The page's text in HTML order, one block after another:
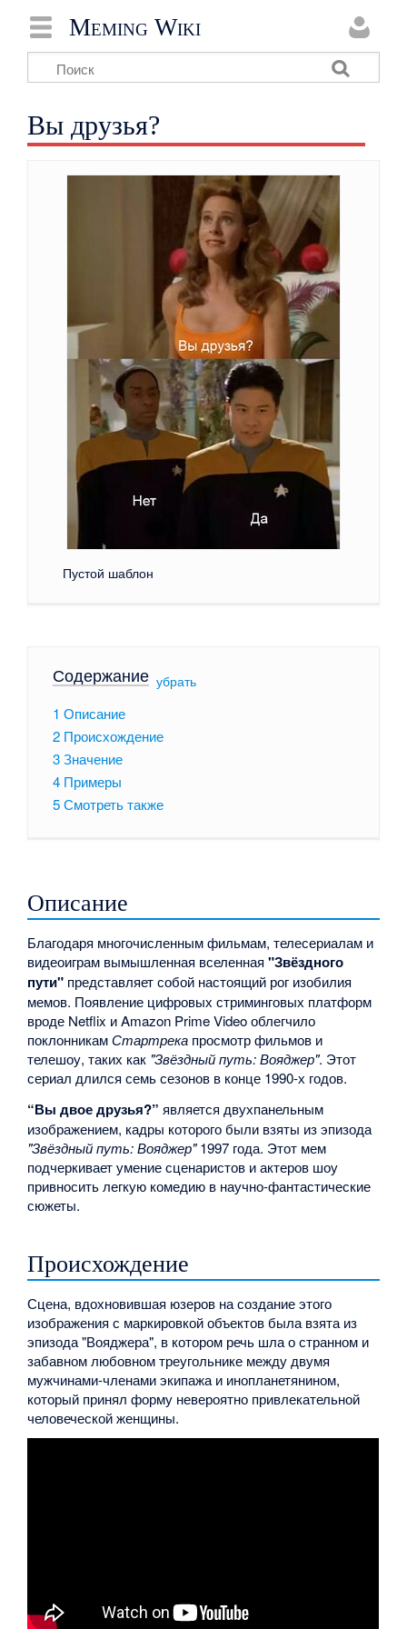
Meming Wiki
Вы друзья?
Пустой шаблон
Содержание[ убрать]
1 Описание
2 Происхождение
3Значение
4 Примеры
5Смотреть также
Описание
Благодаря многочисленным фильмам, телесериалам и
видеоиграм вымышленная вселенная"Звёздного
пути" представляет собой настоящий рог изобилия
мемов. Появление цифровых стриминговых платформ
вроде Netflix и Amazon Prime Video облегчило
поклонникамСтартрека просмотр фильмов и
телешоу, таких как "Звёздный путь: Вояджер". Этот
сериал длился семь сезонов в конце 1990-х годов.
“Вы двое друзья?” является двухпанельным
изображением, кадры которого были взяты из эпизода
"Звёздный путь: Вояджер"1997 года. Этот мем
подчеркивает умение сценаристов и актеров шоу
привносить легкую комедию в научно-фантастические
сюжеты.
Происхождение
Сцена, вдохновившая юзеров на создание этого
изображения с маркировкой объектов была взята из
эпизода "Вояджера", в котором речь шла о странном и
забавном любовном треугольнике между двумя
мужчинами-членами экипажа и инопланетянином,
который принял форму невероятно привлекательной
человеческой женщины.